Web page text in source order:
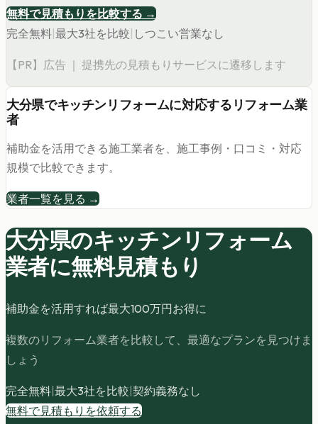
無料で見積もりを比較する →
完全無料 最大3社を比較 しつこい営業なし
【PR】広告 ｜ 提携先の見積もりサービスに遷移します
大分県でキッチンリフォームに対応するリフォーム業
者
補助金を活用できる施工業者を、施工事例・口コミ・対応
規模で比較できます。
業者一覧を見る →
大分県のキッチンリフォーム
業者に無料見積もり
補助金を活用すれば最大100万円お得に
複数のリフォーム業者を比較して、最適なプランを見つけま
しょう
完全無料|最大3社を比較|契約義務なし
無料で見積もりを依頼する